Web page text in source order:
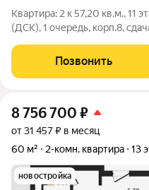
Квартира: 2 к 57,20 кв.м., 11
(ДСК), 1 очередь, корп.8,
Позвонить
8 756 700 ₽
от 31 457 ₽ в месяц
60 м²
2-комн. квартира 13
новостройка